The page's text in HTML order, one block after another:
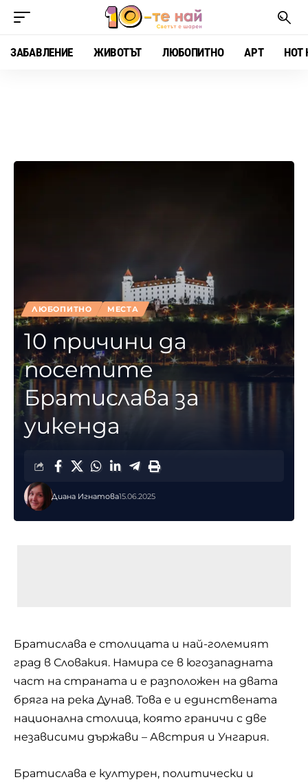
ЗАБАВЛЕНИЕ ЖИВОТЪТ ЛЮБОПИТНО АРТ HOT
ЛЮБОПИТНО МЕСТА
10 причини да
посетите
Братислава за
уикенда
Диана Игнатова15.06.2025
Братислава е столицата и най-големият
град в Словакия. Намира се в югозападната
част на страната и е разположен на двата
бряга на река Дунав. Това е и единствената
национална столица, която граничи с две
независими държави – Австрия и Унгария.
Братислава е културен, политически и